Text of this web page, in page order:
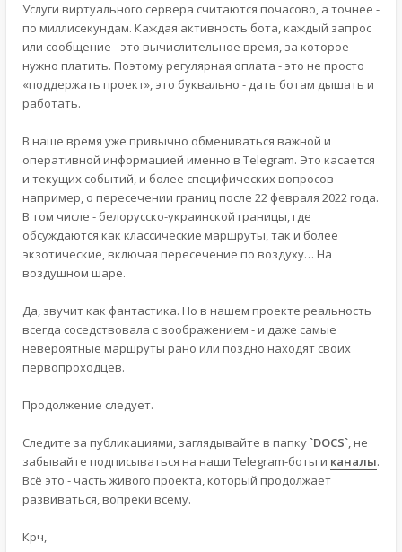
Услуги виртуального сервера считаются почасово, а точнее -
по миллисекундам. Каждая активность бота, каждый запрос
или сообщение - это вычислительное время, за которое
нужно платить. Поэтому регулярная оплата - это не просто
«поддержать проект», это буквально - дать ботам дышать и
работать.
В наше время уже привычно обмениваться важной и
оперативной информацией именно в Telegram. Это касается
и текущих событий, и более специфических вопросов -
например, о пересечении границ после 22 февраля 2022 года.
В том числе - белорусско-украинской границы, где
обсуждаются как классические маршруты, так и более
экзотические, включая пересечение по воздуху… На
воздушном шаре.
Да, звучит как фантастика. Но в нашем проекте реальность
всегда соседствовала с воображением - и даже самые
невероятные маршруты рано или поздно находят своих
первопроходцев.
Продолжение следует.
Следите за публикациями, заглядывайте в папку`DOCS`, не
забывайте подписываться на наши Telegram-боты и каналы.
Всё это - часть живого проекта, который продолжает
развиваться, вопреки всему.
Крч,